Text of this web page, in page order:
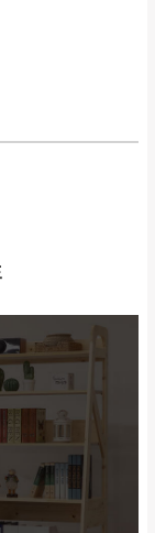
請先線上詢問 LINE
橫山、北埔鄉、尖
石鄉、寶山鄉山
、新埔山區、芎
山區、關西 玉山
里
無
，如有需
「官方
取消訂
客製，敬請
客服會與您
）
下單後無
您聯絡
@dershin
栗，偏遠
章)。